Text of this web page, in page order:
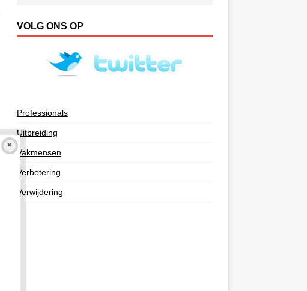
VOLG ONS OP
Professionals
Uitbreiding
Vakmensen
Verbetering
Verwijdering